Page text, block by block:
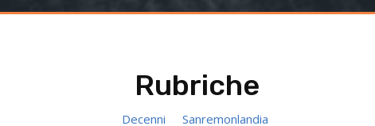
Rubriche
Decenni Sanremonlandia